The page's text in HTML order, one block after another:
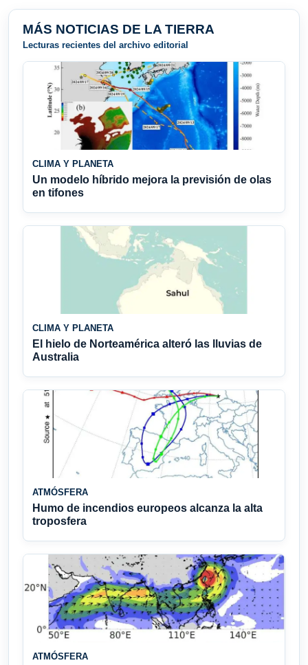
MÁS NOTICIAS DE LA TIERRA
Lecturas recientes del archivo editorial
CLIMA Y PLANETA
Un modelo híbrido mejora la previsión de olas
en tifones
CLIMA Y PLANETA
El hielo de Norteamérica alteró las lluvias de
Australia
ATMÓSFERA
Humo de incendios europeos alcanza la alta
troposfera
ATMÓSFERA